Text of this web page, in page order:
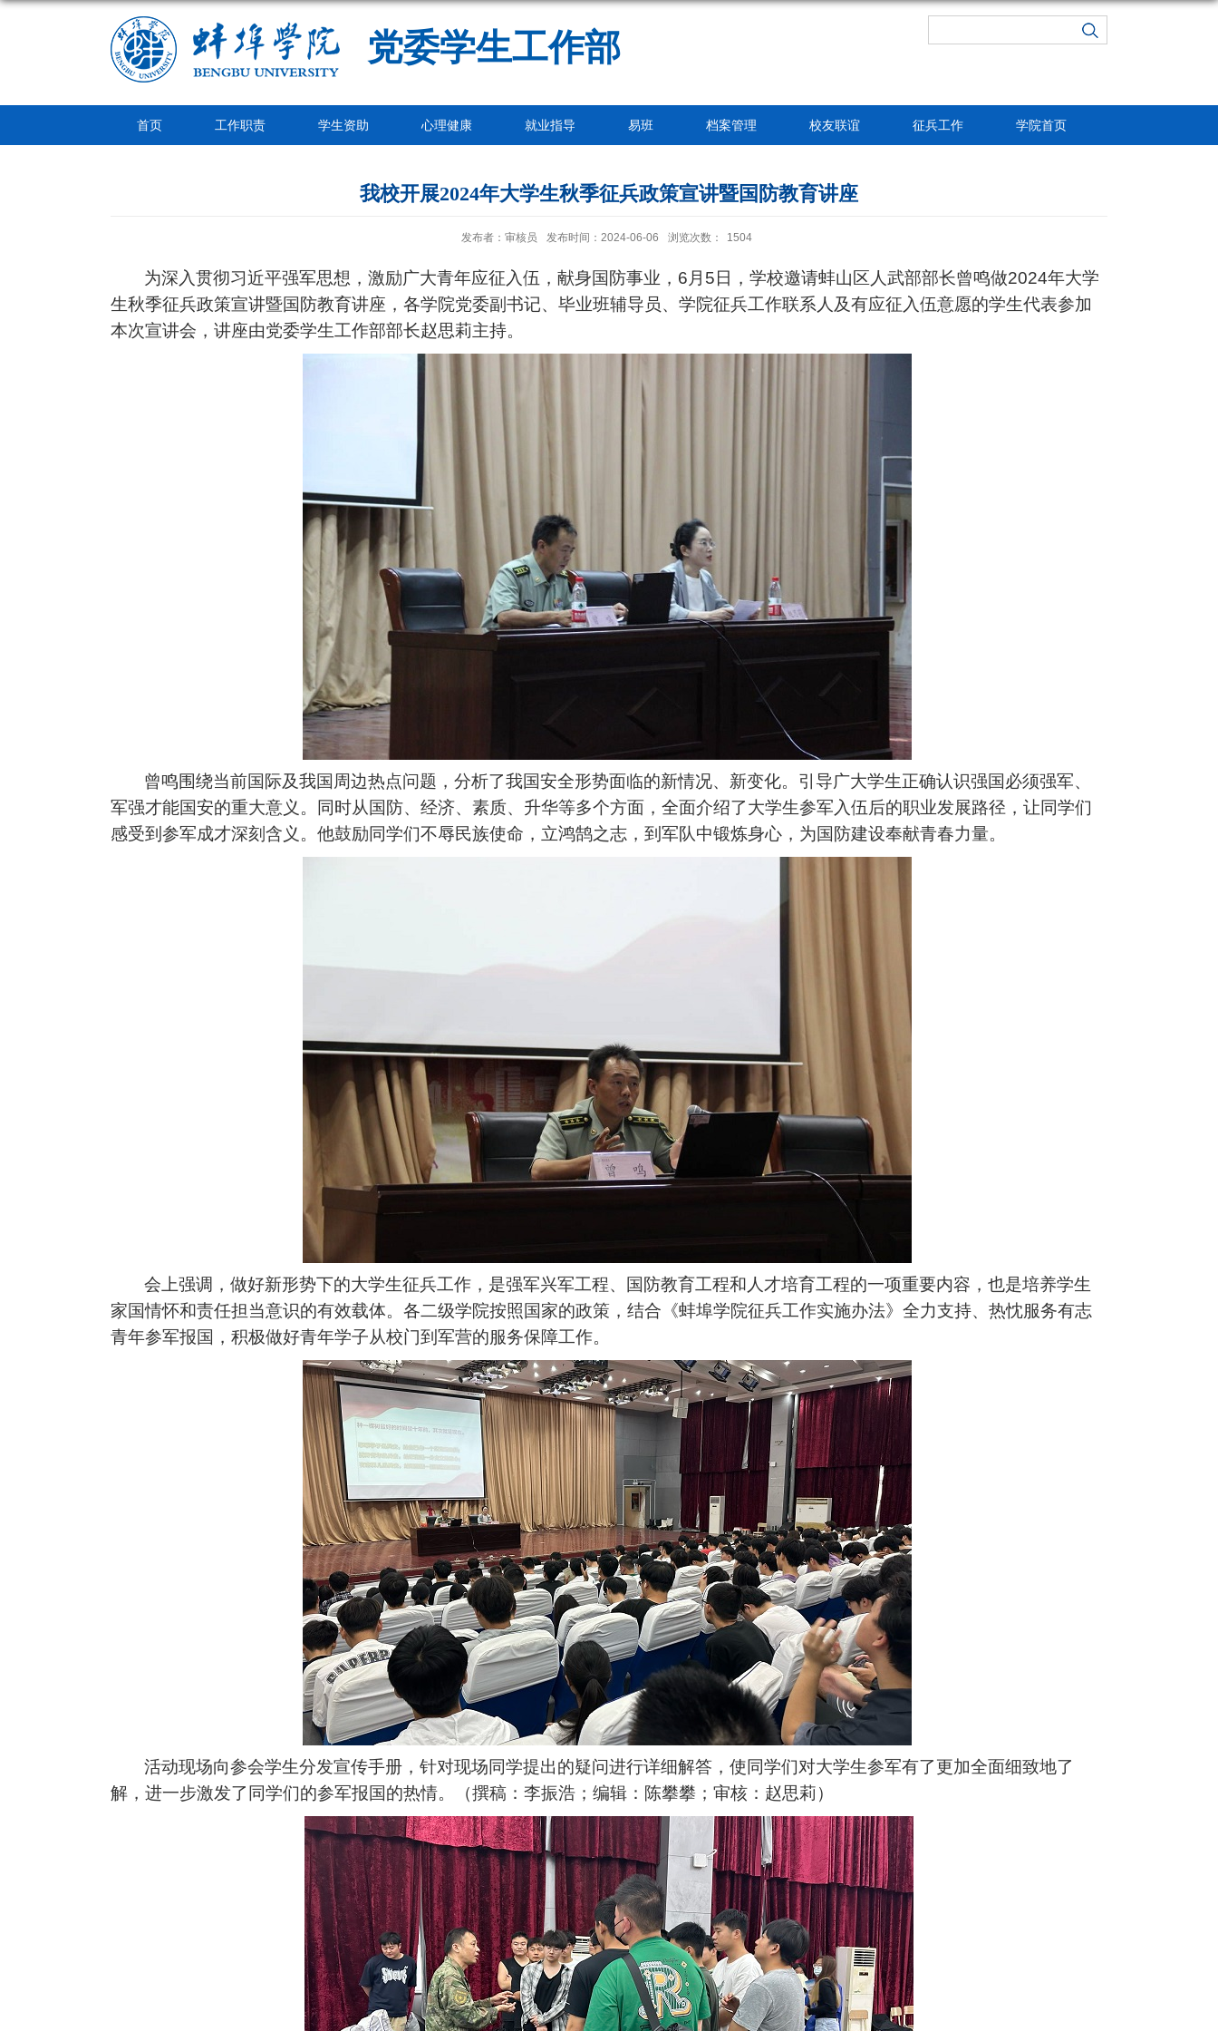
党委学生工作部
首页 工作职责 学生资助 心理健康 就业指导 易班 档案管理 校友联谊 征兵工作 学院首页
我校开展2024年大学生秋季征兵政策宣讲暨国防教育讲座
发布者：审核员 发布时间：2024-06-06 浏览次数： 1504
为深入贯彻习近平强军思想，激励广大青年应征入伍，献身国防事业，6月5日，学校邀请蚌山区人武部部长曾鸣做2024年大学
生秋季征兵政策宣讲暨国防教育讲座，各学院党委副书记、毕业班辅导员、学院征兵工作联系人及有应征入伍意愿的学生代表参加
本次宣讲会，讲座由党委学生工作部部长赵思莉主持。
曾鸣围绕当前国际及我国周边热点问题，分析了我国安全形势面临的新情况、新变化。引导广大学生正确认识强国必须强军、
军强才能国安的重大意义。同时从国防、经济、素质、升华等多个方面，全面介绍了大学生参军入伍后的职业发展路径，让同学们
感受到参军成才深刻含义。他鼓励同学们不辱民族使命，立鸿鹄之志，到军队中锻炼身心，为国防建设奉献青春力量。
会上强调，做好新形势下的大学生征兵工作，是强军兴军工程、国防教育工程和人才培育工程的一项重要内容，也是培养学生
家国情怀和责任担当意识的有效载体。各二级学院按照国家的政策，结合《蚌埠学院征兵工作实施办法》全力支持、热忱服务有志
青年参军报国，积极做好青年学子从校门到军营的服务保障工作。
活动现场向参会学生分发宣传手册，针对现场同学提出的疑问进行详细解答，使同学们对大学生参军有了更加全面细致地了
解，进一步激发了同学们的参军报国的热情。（撰稿：李振浩；编辑：陈攀攀；审核：赵思莉）